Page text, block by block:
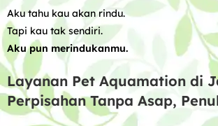
Aku tahu kau akan rindu.
Tapi kau tak sendiri.
Aku pun merindukanmu.
Layanan Pet Aquamation di
Perpisahan Tanpa Asap,